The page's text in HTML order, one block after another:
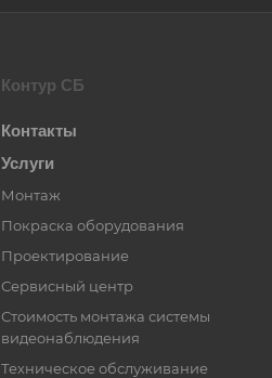
Контур СБ
Контакты
Услуги
Монтаж
Покраска оборудования
Проектирование
Сервисный центр
Стоимость монтажа системы
видеонаблюдения
Техническое обслуживание